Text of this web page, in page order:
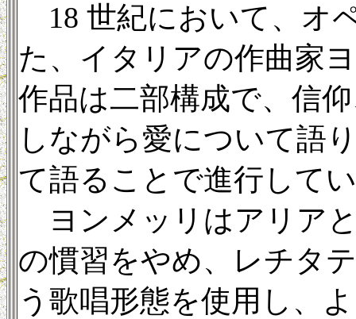
18 世紀において、オ
た、イタリアの作曲家
作品は二部構成で、信
しながら愛について語
て語ることで進行して
ヨンメッリはアリア
の慣習をやめ、レチタ
う歌唱形態を使用し、